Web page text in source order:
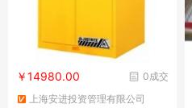
0成交
￥14980.00
上海安进投资管理有限公司